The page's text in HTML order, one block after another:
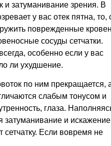
и затуманивание зрения. В
у вас отек пятна, то,
поврежденные
сосуды сетчатки.
особенно если у вас
ли ухудшение.
по ним прекращается,
слабым тонусом и
глаза.
затуманивание и искажение
Если вовремя не